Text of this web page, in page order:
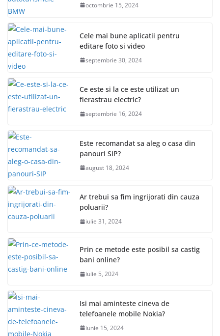
octombrie 15, 2024
Cele mai bune aplicatii pentru
editare foto si video
septembrie 30, 2024
Ce este si la ce este utilizat un
fierastrau electric?
septembrie 16, 2024
Este recomandat sa aleg o casa din
panouri SIP?
august 18, 2024
Ar trebui sa fim ingrijorati din cauza
poluarii?
iulie 31, 2024
Prin ce metode este posibil sa castig
bani online?
iulie 5, 2024
Isi mai aminteste cineva de
telefoanele mobile Nokia?
iunie 15, 2024